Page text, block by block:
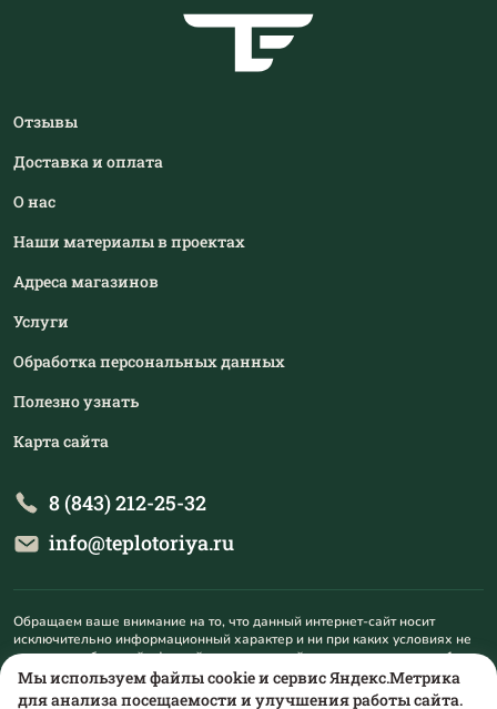
Отзывы
Доставка и оплата
О нас
Наши материалы в проектах
Адреса магазинов
Услуги
Обработка персональных данных
Полезно узнать
Карта сайта
8 (843) 212-25-32
info@teplotoriya.ru
Обращаем ваше внимание на то, что данный интернет-сайт носит
исключительно информационный характер и ни при каких условиях не
является публичной офертой, определяемой положениями пункта 1
статьи 437 Гражданского кодекса Российской Федерации. Для
получения подробной информации о наличии и стоимости указанных
Мы используем файлы cookie и сервис Яндекс.Метрика
для анализа посещаемости и улучшения работы сайта.